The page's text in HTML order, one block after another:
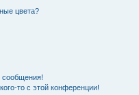
цвета?
сообщения!
то с этой конференции!